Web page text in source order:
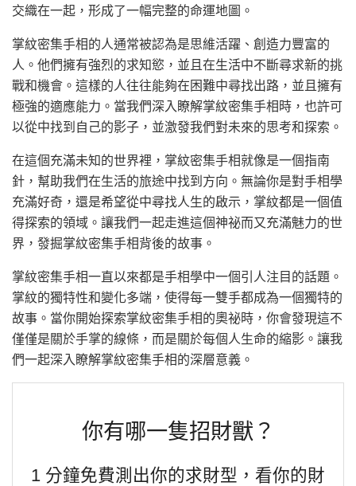
交織在一起，形成了一幅完整的命運地圖。
掌紋密集手相的人通常被認為是思維活躍、創造力豐富的
人。他們擁有強烈的求知慾，並且在生活中不斷尋求新的挑
戰和機會。這樣的人往往能夠在困難中尋找出路，並且擁有
極強的適應能力。當我們深入瞭解掌紋密集手相時，也許可
以從中找到自己的影子，並激發我們對未來的思考和探索。
在這個充滿未知的世界裡，掌紋密集手相就像是一個指南
針，幫助我們在生活的旅途中找到方向。無論你是對手相學
充滿好奇，還是希望從中尋找人生的啟示，掌紋都是一個值
得探索的領域。讓我們一起走進這個神祕而又充滿魅力的世
界，發掘掌紋密集手相背後的故事。
掌紋密集手相一直以來都是手相學中一個引人注目的話題。
掌紋的獨特性和變化多端，使得每一雙手都成為一個獨特的
故事。當你開始探索掌紋密集手相的奧祕時，你會發現這不
僅僅是關於手掌的線條，而是關於每個人生命的縮影。讓我
們一起深入瞭解掌紋密集手相的深層意義。
你有哪一隻招財獸？
1 分鐘免費測出你的求財型，看你的財